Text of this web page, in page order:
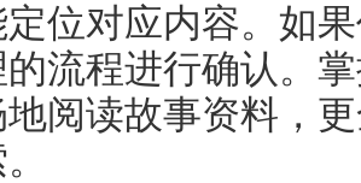
位对应内容。如
流程进行确认。
阅读故事资料，